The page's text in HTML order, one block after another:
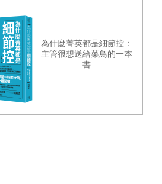
為什麼菁英都是細節控：
主管很想送給菜鳥的一本
書